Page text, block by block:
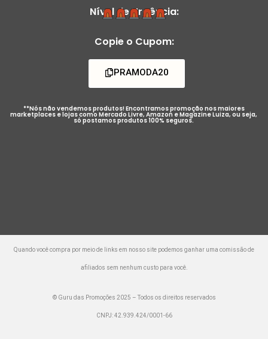
Nível de Urgência:
Copie o Cupom:
PRAMODA20
**Nós não vendemos produtos! Encontramos promoção nos maiores
marketplaces e lojas como Mercado Livre, Amazon e Magazine Luiza, ou seja,
só postamos produtos 100% seguros.
Quando você compra por meio de links em nosso site podemos ganhar uma comissão de
afiliados sem nenhum custo para você.
© Guru das Promoções 2025 – Todos os direitos reservados
CNPJ: 42.939.424/0001-66